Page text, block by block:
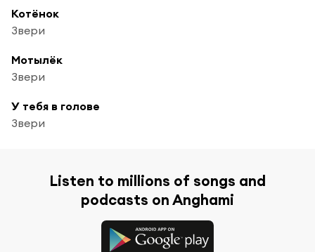
Котёнок
Звери
Мотылёк
Звери
У тебя в голове
Звери
Listen to millions of songs and
podcasts on Anghami